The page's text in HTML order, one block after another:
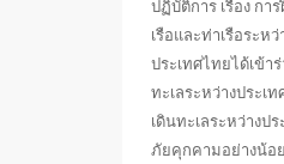
ปฏิบัติการ เรื่อง ก
เรือและท่าเรือระห
ประเทศไทยได้เข้
ทะเลระหว่างประเ
เดินทะเลระหว่างป
ภัยคุกคามอย่างน้อ